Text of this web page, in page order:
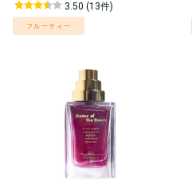
3.50 (13件)
フルーティー